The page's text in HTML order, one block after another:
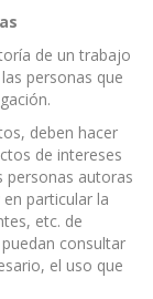
de un trabajo
personas que
deben hacer
de intereses
personas autoras
particular la
etc. de
consultar
el uso que